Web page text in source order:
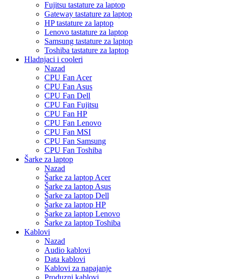
Fujitsu tastature za laptop
Gateway tastature za laptop
HP tastature za laptop
Lenovo tastature za laptop
Samsung tastature za laptop
Toshiba tastature za laptop
Hladnjaci i cooleri
Nazad
CPU Fan Acer
CPU Fan Asus
CPU Fan Dell
CPU Fan Fujitsu
CPU Fan HP
CPU Fan Lenovo
CPU Fan MSI
CPU Fan Samsung
CPU Fan Toshiba
Šarke za laptop
Nazad
Šarke za laptop Acer
Šarke za laptop Asus
Šarke za laptop Dell
Šarke za laptop HP
Šarke za laptop Lenovo
Šarke za laptop Toshiba
Kablovi
Nazad
Audio kablovi
Data kablovi
Kablovi za napajanje
Produzni kablovi